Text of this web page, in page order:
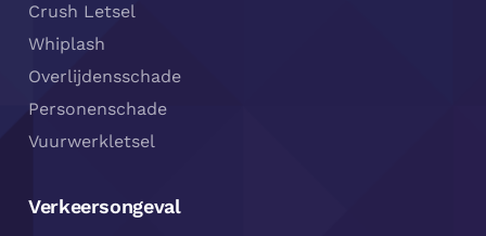
Crush Letsel
Whiplash
Overlijdensschade
Personenschade
Vuurwerkletsel
Verkeersongeval